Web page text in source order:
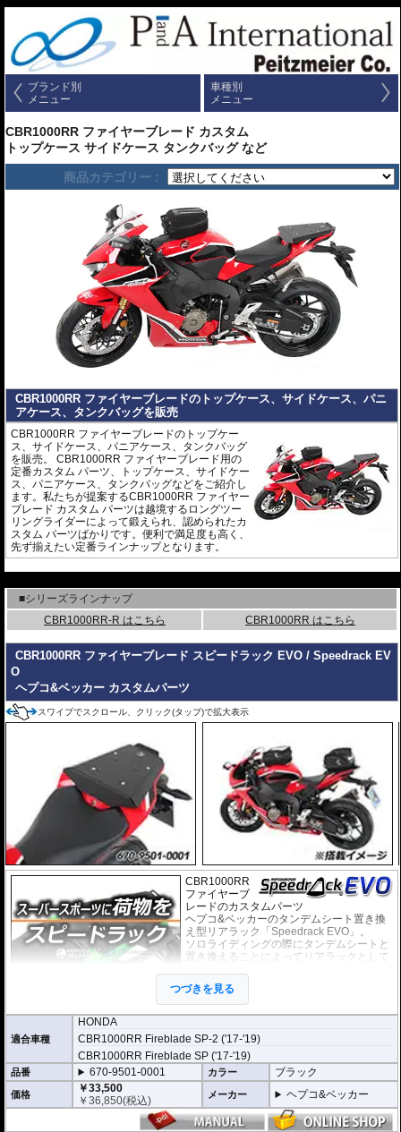
ブランド別
メニュー
車種別
メニュー
CBR1000RR ファイヤーブレード カスタム
トップケース サイドケース タンクバッグ など
商品カテゴリー :
CBR1000RR ファイヤーブレードのトップケース、サイドケース、パニ
アケース、タンクバッグを販売
CBR1000RR ファイヤーブレードのトップケー
ス、サイドケース、パニアケース、タンクバッグ
を販売。 CBR1000RR ファイヤーブレード用の
定番カスタム パーツ、トップケース、サイドケー
ス、パニアケース、タンクバッグなどをご紹介し
ます。私たちが提案するCBR1000RR ファイヤー
ブレード カスタム パーツは越境するロングツー
リングライダーによって鍛えられ、認められたカ
スタム パーツばかりです。便利で満足度も高く、
先ず揃えたい定番ラインナップとなります。
■シリーズラインナップ
CBR1000RR-R はこちら
CBR1000RR はこちら
CBR1000RR ファイヤーブレード スピードラック EVO / Speedrack EV
O
ヘプコ&ベッカー カスタムパーツ
スワイプでスクロール、クリック(タップ)で拡大表示
CBR1000RR
ファイヤーブ
レードのカスタムパーツ
ヘプコ&ベッカーのタンデムシート置き換
え型リアラック「Speedrack EVO」。
ソロライディングの際にタンデムシートと
置き換えることによってリアラックとして
スーパースポーツ、スポーツバイクに荷物
の積載を可能にします。
荷物を固定するベルトなどを留める為のフ
ック受けも多数あり、街乗りからツーリン
グまで、快適にご利用頂けます。
付け替えにかかる時間は３０秒もあれば充
分なほど、簡単に交換が可能です。
オプションで下記を装着可能。荷物の積載
が容易になります。
大きなバッグを安定して積載可能にするU
niversal Extension(拡張プレート)
つづきを見る
適合車種
HONDA
CBR1000RR Fireblade SP-2 ('17-'19)
CBR1000RR Fireblade SP ('17-'19)
品番 670-9501-0001 カラー ブラック
価格
￥33,500
￥36,850(税込) メーカー ヘプコ&ベッカー